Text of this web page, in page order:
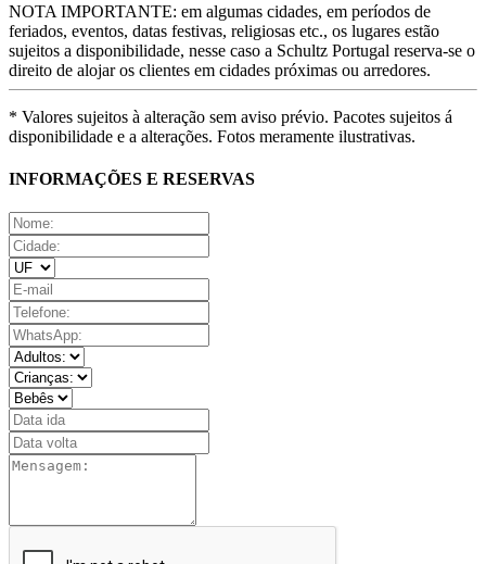
NOTA IMPORTANTE: em algumas cidades, em períodos de
feriados, eventos, datas festivas, religiosas etc., os lugares estão
sujeitos a disponibilidade, nesse caso a Schultz Portugal reserva-se o
direito de alojar os clientes em cidades próximas ou arredores.
* Valores sujeitos à alteração sem aviso prévio. Pacotes sujeitos á
disponibilidade e a alterações. Fotos meramente ilustrativas.
INFORMAÇÕES E RESERVAS